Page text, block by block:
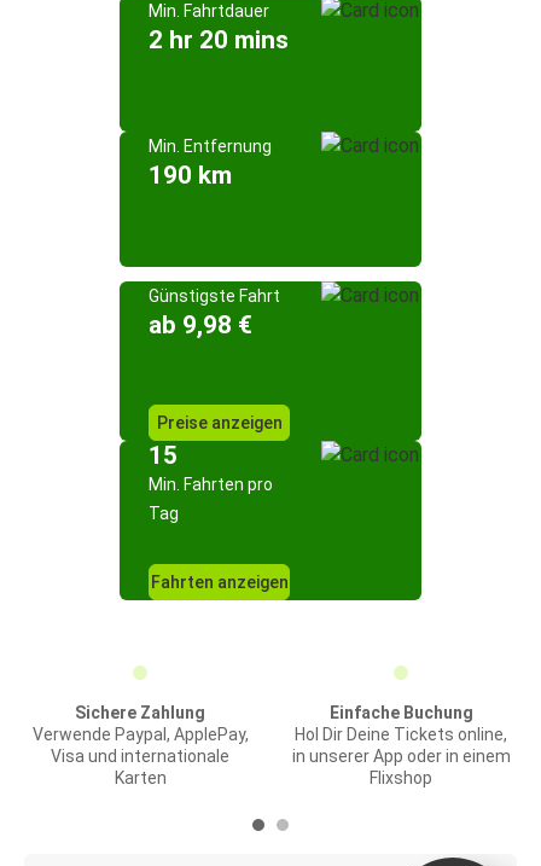
Min. Fahrtdauer
2 hr 20 mins
Min. Entfernung
190 km
Günstigste Fahrt
ab 9,98 €
Preise anzeigen
15
Min. Fahrten pro
Tag
Fahrten anzeigen
Sichere Zahlung
Verwende Paypal, ApplePay,
Visa und internationale
Karten
Einfache Buchung
Hol Dir Deine Tickets online,
in unserer App oder in einem
Flixshop